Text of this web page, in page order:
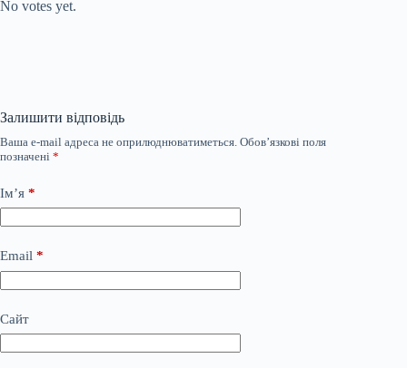
No votes yet.
Залишити відповідь
Ваша e-mail адреса не оприлюднюватиметься. Обов’язкові поля
позначені *
Ім’я *
Email *
Сайт